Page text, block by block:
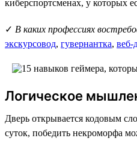
киберспортсменах, у которых
✓ В каких профессиях
экскурсовод, гувернантка, веб-
Логическое
Дверь открывается кодовым
суток, победить некроморфа